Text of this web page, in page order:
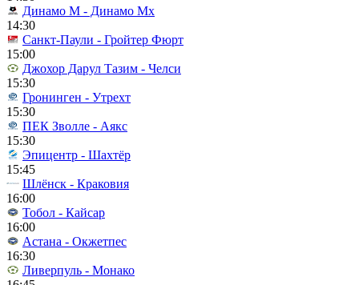
Динамо М - Динамо Мх
14:30
Санкт-Паули - Гройтер Фюрт
15:00
Джохор Дарул Тазим - Челси
15:30
Гронинген - Утрехт
15:30
ПЕК Зволле - Аякс
15:30
Эпицентр - Шахтёр
15:45
Шлёнск - Краковия
16:00
Тобол - Кайсар
16:00
Астана - Окжетпес
16:30
Ливерпуль - Монако